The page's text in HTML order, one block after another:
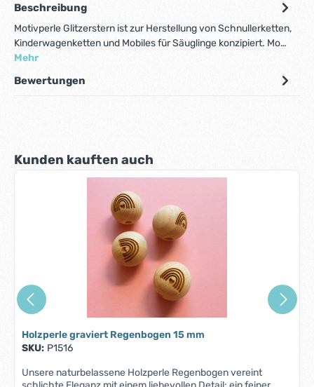
Beschreibung
Motivperle Glitzerstern ist zur Herstellung von Schnullerketten,
Kinderwagenketten und Mobiles für Säuglinge konzipiert. Mo…
Mehr
Bewertungen
Produktgalerie überspringen
Kunden kauften auch
Holzperle graviert Regenbogen 15 mm
SKU: P1516
Unsere naturbelassene Holzperle Regenbogen vereint